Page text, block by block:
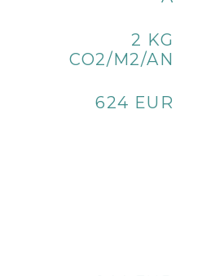
2 KG
CO2/M2/AN
624 EUR